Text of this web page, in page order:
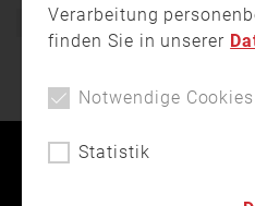
Einsatz Feuerwehr
Verarbeitung
finden Sie in unserer
Notwendige Cookies
Statistik